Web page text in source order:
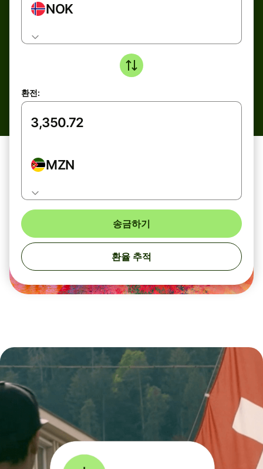
NOK
환전:
MZN
송금하기
환율 추적